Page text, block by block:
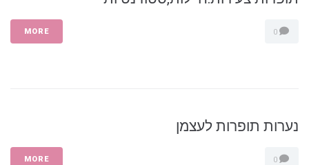
MORE
נערות תופרות לעצמן
MORE